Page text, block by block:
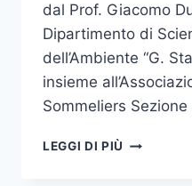
dal Prof. Giacomo
Dipartimento di
dell’Ambiente “G.
insieme
Sommeliers
LEGGI DI PIÙ PROGETTO